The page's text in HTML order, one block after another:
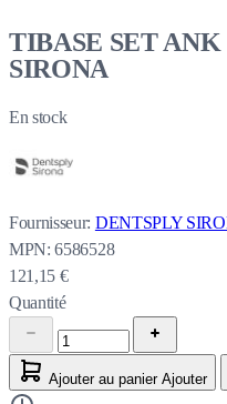
TIBASE SET ANK
SIRONA
En stock
Fournisseur: DENTSPLY
MPN: 6586528
121,15 €
Quantité
Ajouter au panier Ajouter